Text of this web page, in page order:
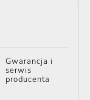
Gwarancja i
serwis
producenta